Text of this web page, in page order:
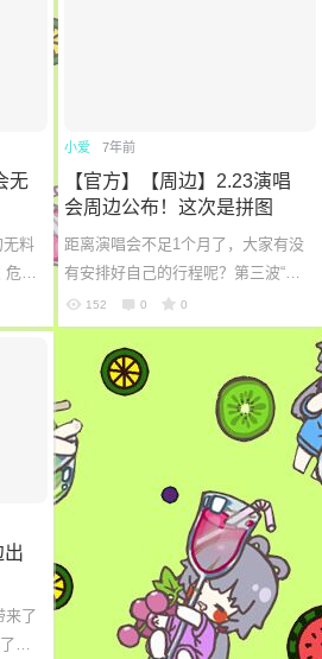
无
无料
险
吃.j
小爱 7年前
【官方】【周边】2.23演唱
会周边公布！这次是拼图
距离演唱会不足1个月了，大家有没
有安排好自己的行程呢？第三波“洛
天依&郎朗全息演唱会”周边实物图
透和福利也来了！这次我们要进
152 0 0
出
来了
解
内容，请购买会员或者提升权